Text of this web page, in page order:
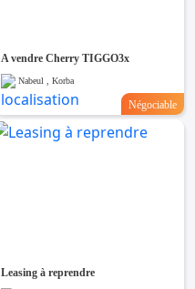
A vendre Cherry TIGGO3x
Nabeul , Korba
Négociable
Leasing à reprendre